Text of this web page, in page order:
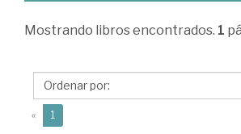
Gómez
Iván
Mostrando libros encontrados. 1
« 1